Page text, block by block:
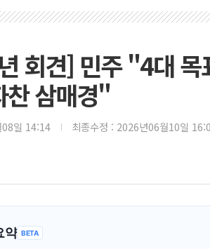
회견] 민주 "4대
삼매경"
일 14:14 최종수정 : 2026년06월10일
약 BETA